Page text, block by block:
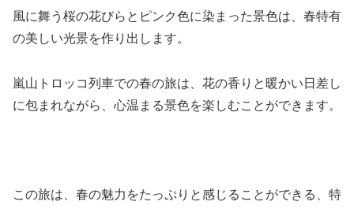
風に舞う桜の花びらとピンク色に染まった景色は、春特有
の美しい光景を作り出します。
嵐山トロッコ列車での春の旅は、花の香りと暖かい日差し
に包まれながら、心温まる景色を楽しむことができます。
この旅は、春の魅力をたっぷりと感じることができる、特